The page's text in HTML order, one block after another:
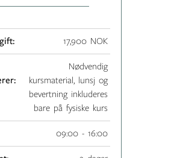
17,900 NOK
Nødvendig
kursmaterial, lunsj og
bevertning inkluderes
bare på fysiske kurs
09:00 - 16:00